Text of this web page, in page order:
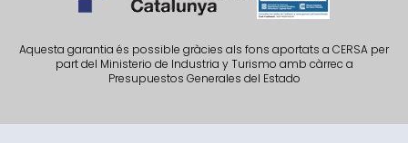
Aquesta garantia és possible gràcies als fons aportats a CERSA per
part del Ministerio de Industria y Turismo amb càrrec a
Presupuestos Generales del Estado